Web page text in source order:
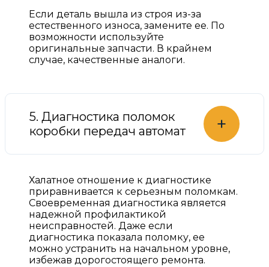
Если деталь вышла из строя из-за
естественного износа, замените ее. По
возможности используйте
оригинальные запчасти. В крайнем
случае, качественные аналоги.
5. Диагностика поломок
коробки передач автомат
+
Халатное отношение к диагностике
приравнивается к серьезным поломкам.
Своевременная диагностика является
надежной профилактикой
неисправностей. Даже если
диагностика показала поломку, ее
можно устранить на начальном уровне,
избежав дорогостоящего ремонта.